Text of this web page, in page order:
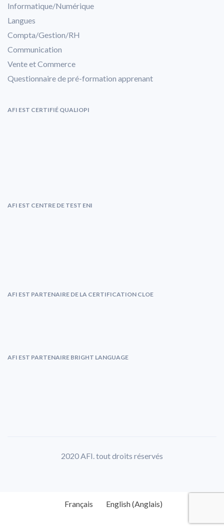
Informatique/Numérique
Langues
Compta/Gestion/RH
Communication
Vente et Commerce
Questionnaire de pré-formation apprenant
AFI EST CERTIFIÉ QUALIOPI
AFI EST CENTRE DE TEST ENI
AFI EST PARTENAIRE DE LA CERTIFICATION CLOE
AFI EST PARTENAIRE BRIGHT LANGUAGE
2020 AFI. tout droits réservés
Français English(Anglais)